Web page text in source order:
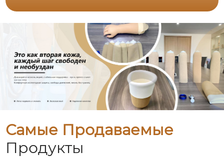
Самые Продаваемые
Продукты